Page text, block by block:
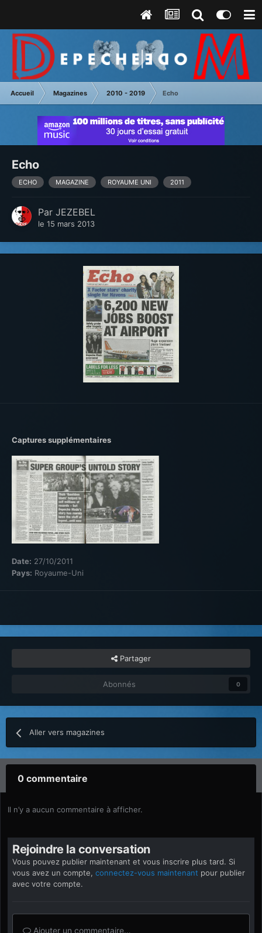
Accueil Magazines 2010 - 2019 Echo
Echo
ECHO MAGAZINE ROYAUME UNI 2011
Par JEZEBEL
le 15 mars 2013
Captures supplémentaires
Date: 27/10/2011
Pays: Royaume-Uni
Partager
Abonnés 0
Aller vers magazines
0 commentaire
Il n’y a aucun commentaire à afficher.
Rejoindre la conversation
Vous pouvez publier maintenant et vous inscrire plus tard. Si
vous avez un compte, connectez-vous maintenant pour publier
avec votre compte.
Ajouter un commentaire…